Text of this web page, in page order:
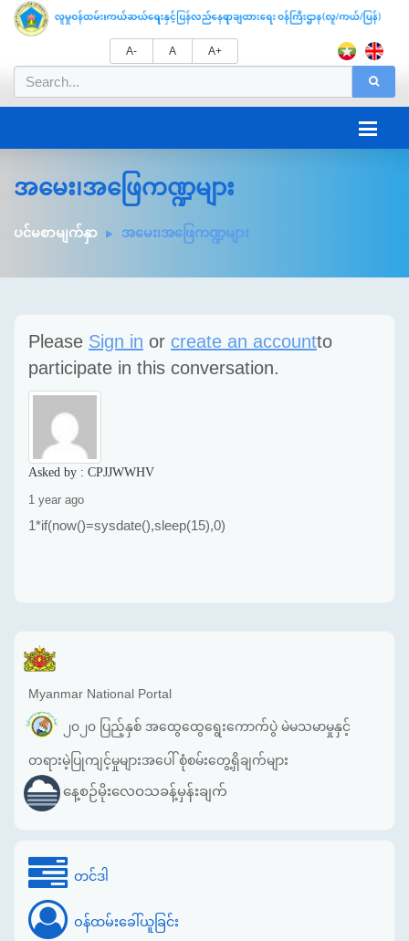
A- A A+
အမေး၊အဖြေကဏ္ဍများ
ပင်မစာမျက်နှာ အမေး၊အဖြေကဏ္ဍများ
Please Sign in or create an accountto
participate in this conversation.
Asked by : CPJJWWHV
1 year ago
1*if(now()=sysdate(),sleep(15),0)
Myanmar National Portal
၂၀၂၀ ပြည့်နှစ် အထွေထွေရွေးကောက်ပွဲ မဲမသမာမှုနှင့်
တရားမဲ့ပြုကျင့်မှုများအပေါ် စုံစမ်းတွေ့ရှိချက်များ
နေ့စဉ်မိုးလေဝသခန့်မှန်းချက်
တင်ဒါ
ဝန်ထမ်းခေါ်ယူခြင်း